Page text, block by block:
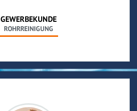
GEWERBEKUNDE
ROHRREINIGUNG